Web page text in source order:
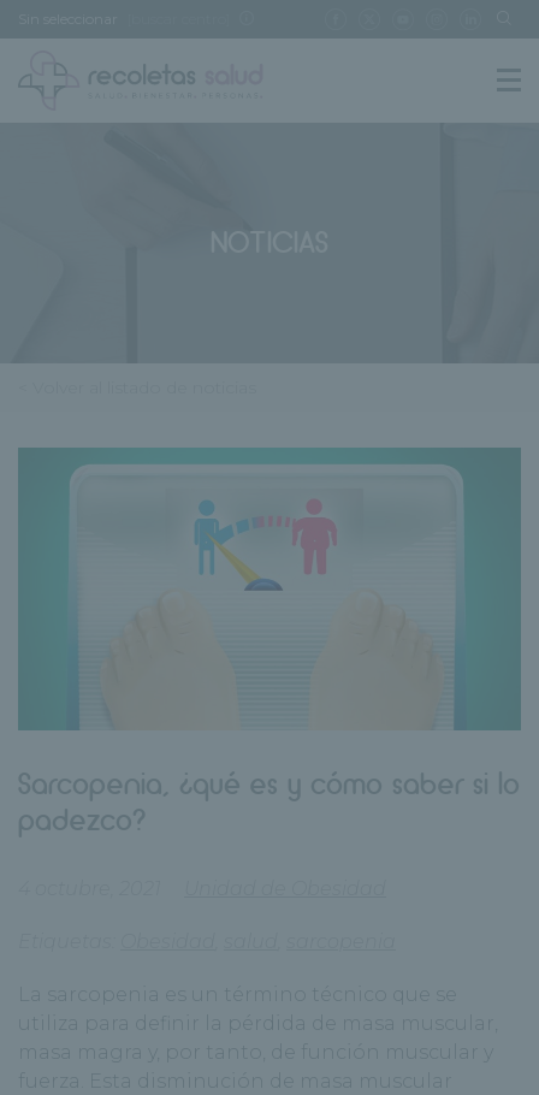
NOTICIAS
Sarcopenia, ¿qué es y cómo saber si lo
padezco?
La sarcopenia es un término técnico que se
utiliza para definir la pérdida de masa muscular,
masa magra y, por tanto, de función muscular y
fuerza. Esta disminución de masa muscular